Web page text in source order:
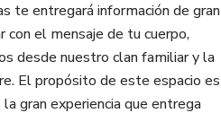
te entregará información de gran
con el mensaje de tu cuerpo,
desde nuestro clan familiar y la
El propósito de este espacio es
gran experiencia que entrega